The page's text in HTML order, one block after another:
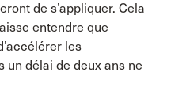
de s’appliquer. Cela
entendre que
les
un délai de deux ans ne